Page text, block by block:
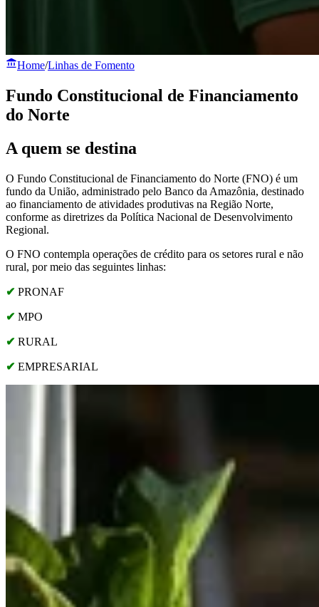
Home/Linhas de Fomento
Fundo Constitucional de Financiamento
do Norte
A quem se destina
O Fundo Constitucional de Financiamento do Norte (FNO) é um
fundo da União, administrado pelo Banco da Amazônia, destinado
ao financiamento de atividades produtivas na Região Norte,
conforme as diretrizes da Política Nacional de Desenvolvimento
Regional.
O FNO contempla operações de crédito para os setores rural e não
rural, por meio das seguintes linhas:
✔ PRONAF
✔ MPO
✔ RURAL
✔ EMPRESARIAL